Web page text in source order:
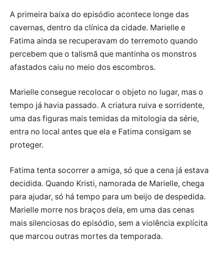
A primeira baixa do episódio acontece longe das
cavernas, dentro da clínica da cidade. Marielle e
Fatima ainda se recuperavam do terremoto quando
percebem que o talismã que mantinha os monstros
afastados caiu no meio dos escombros.
Marielle consegue recolocar o objeto no lugar, mas o
tempo já havia passado. A criatura ruiva e sorridente,
uma das figuras mais temidas da mitologia da série,
entra no local antes que ela e Fatima consigam se
proteger.
Fatima tenta socorrer a amiga, só que a cena já estava
decidida. Quando Kristi, namorada de Marielle, chega
para ajudar, só há tempo para um beijo de despedida.
Marielle morre nos braços dela, em uma das cenas
mais silenciosas do episódio, sem a violência explícita
que marcou outras mortes da temporada.